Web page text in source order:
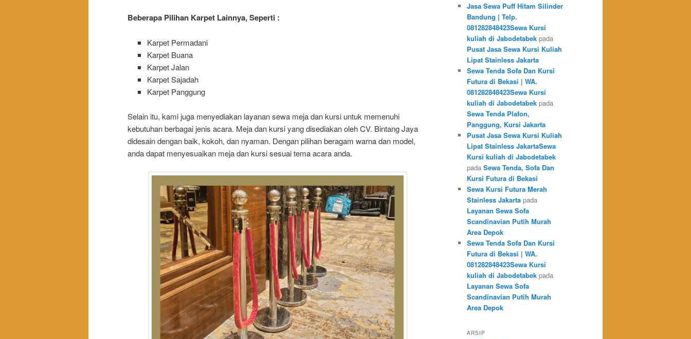
Beberapa Pilihan Karpet Lainnya, Seperti :
Karpet Permadani
Karpet Buana
Karpet Jalan
Karpet Sajadah
Karpet Panggung
Selain itu, kami juga menyediakan layanan sewa meja dan kursi untuk memenuhi
kebutuhan berbagai jenis acara. Meja dan kursi yang disediakan oleh CV. Bintang Jaya
didesain dengan baik, kokoh, dan nyaman. Dengan pilihan beragam warna dan model,
anda dapat menyesuaikan meja dan kursi sesuai tema acara anda.
Jasa Sewa Puff Hitam Silinder
Bandung | Telp.
081282848423Sewa Kursi
kuliah di Jabodetabek pada
Pusat Jasa Sewa Kursi Kuliah
Lipat Stainless Jakarta
Sewa Tenda Sofa Dan Kursi
Futura di Bekasi | WA.
081282848423Sewa Kursi
kuliah di Jabodetabek pada
Sewa Tenda Plafon,
Panggung, Kursi Jakarta
Pusat Jasa Sewa Kursi Kuliah
Lipat Stainless JakartaSewa
Kursi kuliah di Jabodetabek
pada Sewa Tenda, Sofa Dan
Kursi Futura di Bekasi
Sewa Kursi Futura Merah
Stainless Jakarta pada
Layanan Sewa Sofa
Scandinavian Putih Murah
Area Depok
Sewa Tenda Sofa Dan Kursi
Futura di Bekasi | WA.
081282848423Sewa Kursi
kuliah di Jabodetabek pada
Layanan Sewa Sofa
Scandinavian Putih Murah
Area Depok
ARSIP